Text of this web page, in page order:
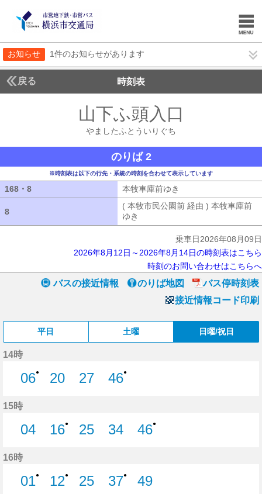
お知らせ 1件のお知らせがあります
戻る 時刻表
山下ふ頭入口
やましたふとういりぐち
のりば 2
※時刻表は以下の行先・系統の時刻を合わせて表示しています
168・8 本牧車庫前ゆき
8
( 本牧市民公園前 経由 ) 本牧車庫前
ゆき
乗車日2026年08月09日
2026年8月12日～2026年8月14日の時刻表はこちら
時刻のお問い合わせはこちらへ
バスの接近情報 のりば地図
バス停時刻表
接近情報コード印刷
平日 土曜 日曜/祝日
14時
06●
20
27
46●
15時
04
16●
25
34
46●
16時
01●
12●
25
37●
49